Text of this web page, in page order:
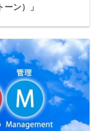
ーン）」